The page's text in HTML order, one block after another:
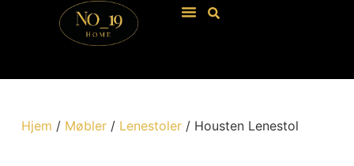
Hjem / Møbler/ Lenestoler/ Housten Lenestol